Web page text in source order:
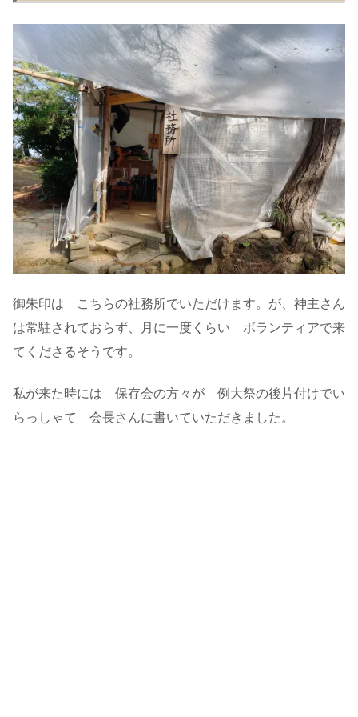
御朱印は こちらの社務所でいただけます。が、神主さん
は常駐されておらず、月に一度くらい ボランティアで来
てくださるそうです。
私が来た時には 保存会の方々が 例大祭の後片付けでい
らっしゃて 会長さんに書いていただきました。